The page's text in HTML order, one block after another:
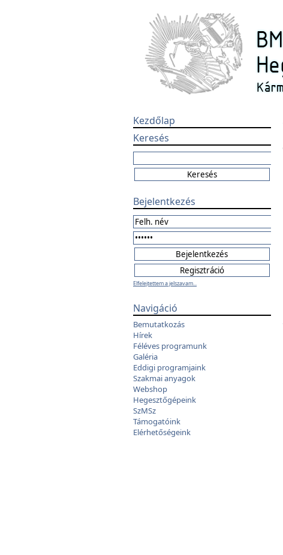
Kezdőlap
Keresés
Bejelentkezés
Elfelejtettem a jelszavam...
Navigáció
Bemutatkozás
Hírek
Féléves programunk
Galéria
Eddigi programjaink
Szakmai anyagok
Webshop
Hegesztőgépeink
SzMSz
Támogatóink
Elérhetőségeink